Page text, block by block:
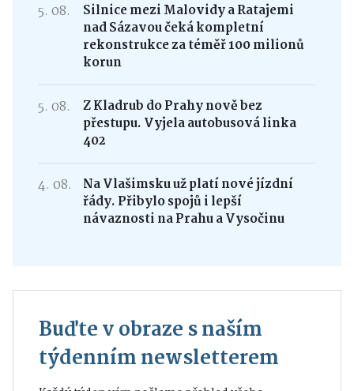
5. 08.
Silnice mezi Malovidy a Ratajemi
nad Sázavou čeká kompletní
rekonstrukce za téměř 100 milionů
korun
5. 08.
Z Kladrub do Prahy nově bez
přestupu. Vyjela autobusová linka
402
4. 08.
Na Vlašimsku už platí nové jízdní
řády. Přibylo spojů i lepší
návaznosti na Prahu a Vysočinu
Buďte v obraze s naším
týdenním newsletterem